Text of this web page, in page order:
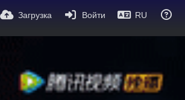
Загрузка Войти RU